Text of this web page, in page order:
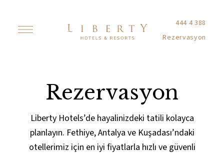
444 4 388
Rezervasyon
Rezervasyon
Liberty Hotels’de hayalinizdeki tatili kolayca
planlayın. Fethiye, Antalya ve Kuşadası’ndaki
otellerimiz için en iyi fiyatlarla hızlı ve güvenli